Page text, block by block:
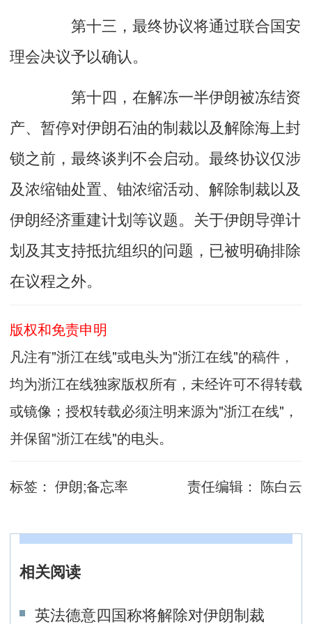
第十三，最终协议将通过联合国安
理会决议予以确认。
第十四，在解冻一半伊朗被冻结资
产、暂停对伊朗石油的制裁以及解除海上封
锁之前，最终谈判不会启动。最终协议仅涉
及浓缩铀处置、铀浓缩活动、解除制裁以及
伊朗经济重建计划等议题。关于伊朗导弹计
划及其支持抵抗组织的问题，已被明确排除
在议程之外。
版权和免责申明
凡注有"浙江在线"或电头为"浙江在线"的稿件，
均为浙江在线独家版权所有，未经许可不得转载
或镜像；授权转载必须注明来源为"浙江在线"，
并保留"浙江在线"的电头。
标签： 伊朗;备忘率 责任编辑： 陈白云
相关阅读
英法德意四国称将解除对伊朗制裁